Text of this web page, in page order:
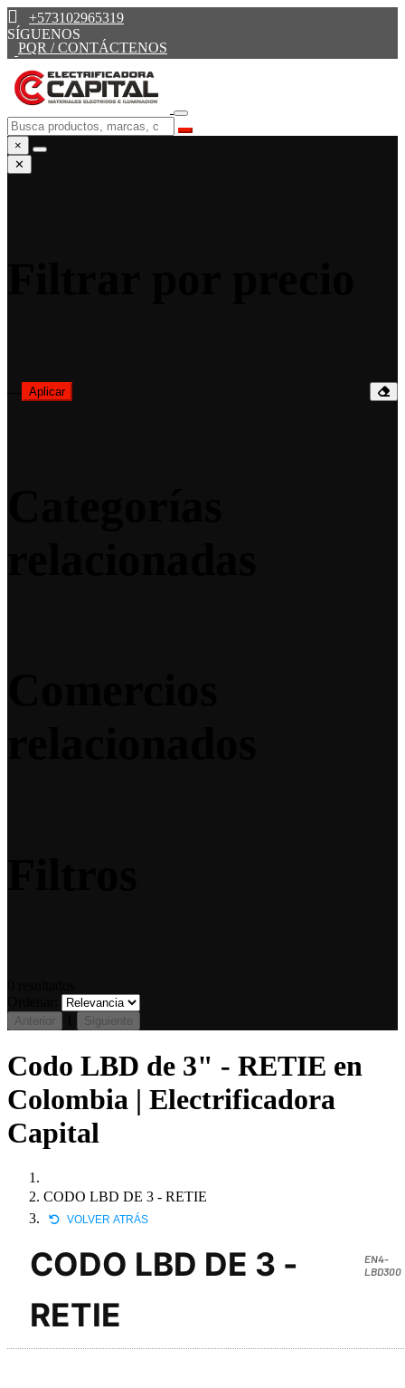
+573102965319
SÍGUENOS
PQR / CONTÁCTENOS
×
✕
Aplicar
Anterior Siguiente
Codo LBD de 3" - RETIE en
Colombia | Electrificadora
Capital
CODO LBD DE 3 - RETIE
VOLVER ATRÁS
CODO LBD DE 3 -
RETIE
EN4-
LBD300